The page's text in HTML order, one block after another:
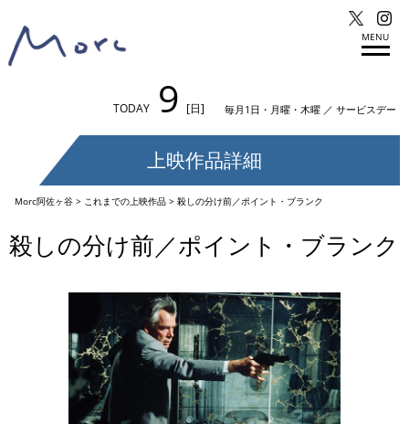
MENU
TODAY 9 [日] 毎月1日・月曜・木曜 ／ サービスデー
上映作品詳細
Morc阿佐ヶ谷> これまでの上映作品> 殺しの分け前／ポイント・ブランク
殺しの分け前／ポイント・ブランク